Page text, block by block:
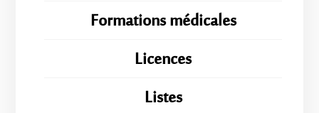
Formations médicales
Licences
Listes